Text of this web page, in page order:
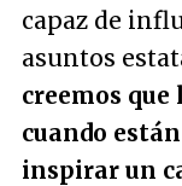
capaz de
asuntos
creemos que
cuando
inspirar un